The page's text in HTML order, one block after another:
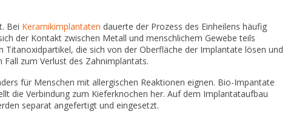
Bei Keramikimplantaten dauerte der Prozess des Einheilens häufig
der Kontakt zwischen Metall und menschlichem Gewebe teils
die sich von der Oberfläche der Implantate lösen und
zum Verlust des Zahnimplantats.
für Menschen mit allergischen Reaktionen eignen. Bio-Impantate
die Verbindung zum Kieferknochen her. Auf dem Implantataufbau
separat angefertigt und eingesetzt.